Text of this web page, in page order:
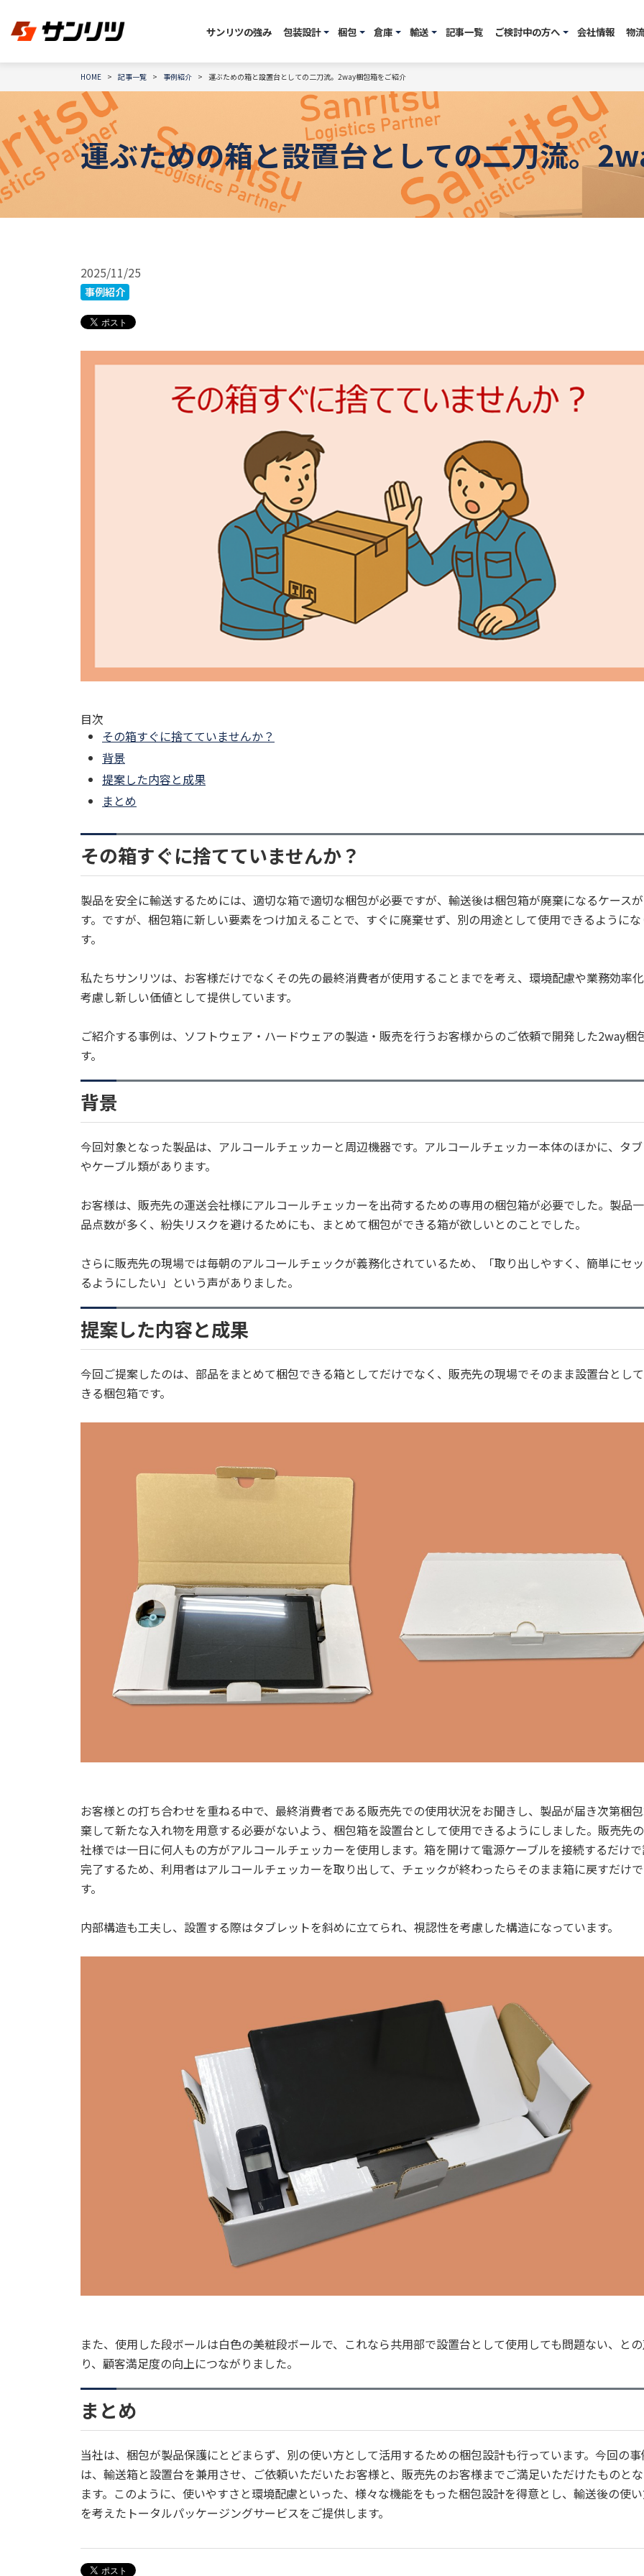
サンリツの強み 包装設計 梱包 倉庫 輸送 記事一覧 ご検討中の方へ 会社情報 物
HOME 記事一覧 事例紹介 運ぶための箱と設置台としての二刀流。2way梱包箱をご紹介
運ぶための箱と設置台としての二刀流。
2025/11/25
事例紹介
目次
その箱すぐに捨てていませんか？
背景
提案した内容と成果
まとめ
その箱すぐに捨てていませんか？
製品を安全に輸送するためには、適切な箱で適切な梱包が必要ですが、輸送後は梱包箱が廃棄になるケース
す。ですが、梱包箱に新しい要素をつけ加えることで、すぐに廃棄せず、別の用途として使用できるように
す。
私たちサンリツは、お客様だけでなくその先の最終消費者が使用することまでを考え、環境配慮や業務効率
考慮し新しい価値として提供しています。
ご紹介する事例は、ソフトウェア・ハードウェアの製造・販売を行うお客様からのご依頼で開発した2way梱
す。
背景
今回対象となった製品は、アルコールチェッカーと周辺機器です。アルコールチェッカー本体のほかに、タ
やケーブル類があります。
お客様は、販売先の運送会社様にアルコールチェッカーを出荷するための専用の梱包箱が必要でした。製品
品点数が多く、紛失リスクを避けるためにも、まとめて梱包ができる箱が欲しいとのことでした。
さらに販売先の現場では毎朝のアルコールチェックが義務化されているため、「取り出しやすく、簡単にセ
るようにしたい」という声がありました。
提案した内容と成果
今回ご提案したのは、部品をまとめて梱包できる箱としてだけでなく、販売先の現場でそのまま設置台とし
きる梱包箱です。
お客様との打ち合わせを重ねる中で、最終消費者である販売先での使用状況をお聞きし、製品が届き次第梱
棄して新たな入れ物を用意する必要がないよう、梱包箱を設置台として使用できるようにしました。販売先
社様では一日に何人もの方がアルコールチェッカーを使用します。箱を開けて電源ケーブルを接続するだけ
完了するため、利用者はアルコールチェッカーを取り出して、チェックが終わったらそのまま箱に戻すだけ
す。
内部構造も工夫し、設置する際はタブレットを斜めに立てられ、視認性を考慮した構造になっています。
また、使用した段ボールは白色の美粧段ボールで、これなら共用部で設置台として使用しても問題ない、と
り、顧客満足度の向上につながりました。
まとめ
当社は、梱包が製品保護にとどまらず、別の使い方として活用するための梱包設計も行っています。今回の
は、輸送箱と設置台を兼用させ、ご依頼いただいたお客様と、販売先のお客様までご満足いただけたものと
ます。このように、使いやすさと環境配慮といった、様々な機能をもった梱包設計を得意とし、輸送後の使
を考えたトータルパッケージングサービスをご提供します。